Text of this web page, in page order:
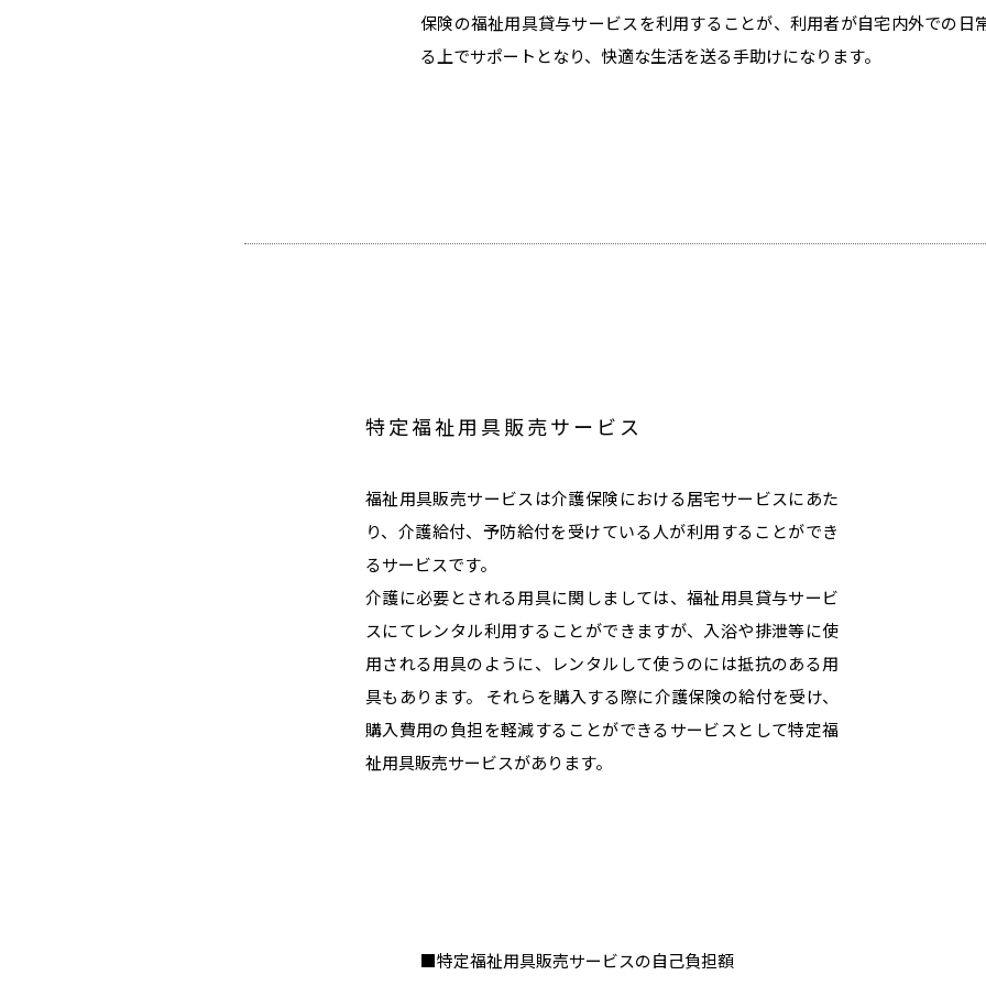
保険の福祉用具貸与サービスを利用することが、利用者が自宅内外での日
る上でサポートとなり、快適な生活を送る手助けになります。
特定福祉用具販売サービス
福祉用具販売サービスは介護保険における居宅サービスにあた
り、介護給付、予防給付を受けている人が利用することができ
るサービスです。
介護に必要とされる用具に関しましては、福祉用具貸与サービ
スにてレンタル利用することができますが、入浴や排泄等に使
用される用具のように、レンタルして使うのには抵抗のある用
具もあります。 それらを購入する際に介護保険の給付を受け、
購入費用の負担を軽減することができるサービスとして特定福
祉用具販売サービスがあります。
■特定福祉用具販売サービスの自己負担額